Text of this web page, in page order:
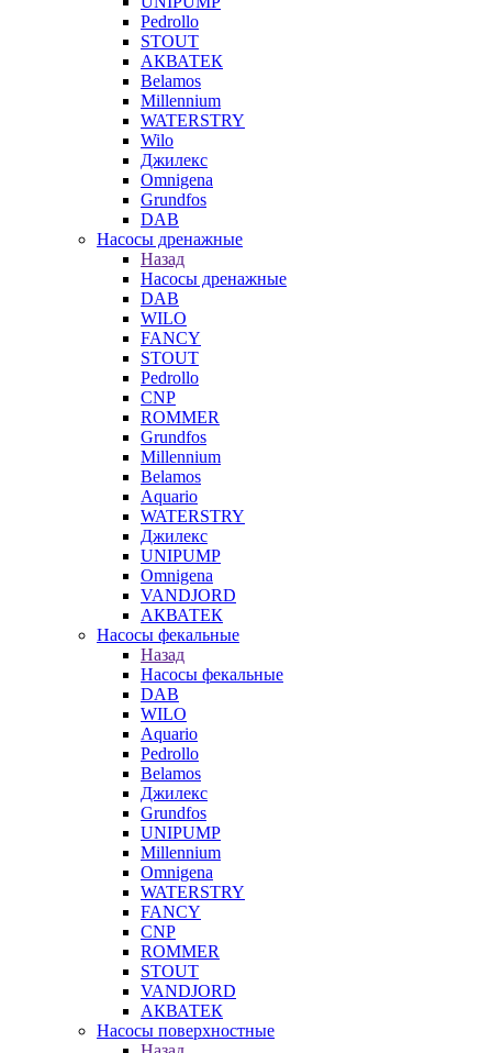
Pedrollo
STOUT
АКВАТЕК
Belamos
Millennium
WATERSTRY
Wilo
Джилекс
Omnigena
Grundfos
DAB
Насосы дренажные
Назад
Насосы дренажные
DAB
WILO
FANCY
STOUT
Pedrollo
CNP
ROMMER
Grundfos
Millennium
Belamos
Aquario
WATERSTRY
Джилекс
UNIPUMP
Omnigena
VANDJORD
АКВАТЕК
Насосы фекальные
Назад
Насосы фекальные
DAB
WILO
Aquario
Pedrollo
Belamos
Джилекс
Grundfos
UNIPUMP
Millennium
Omnigena
WATERSTRY
FANCY
CNP
ROMMER
STOUT
VANDJORD
АКВАТЕК
Насосы поверхностные